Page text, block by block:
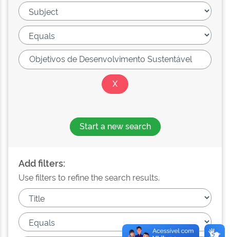
Start a new search
Add filters:
Use filters to refine the search results.